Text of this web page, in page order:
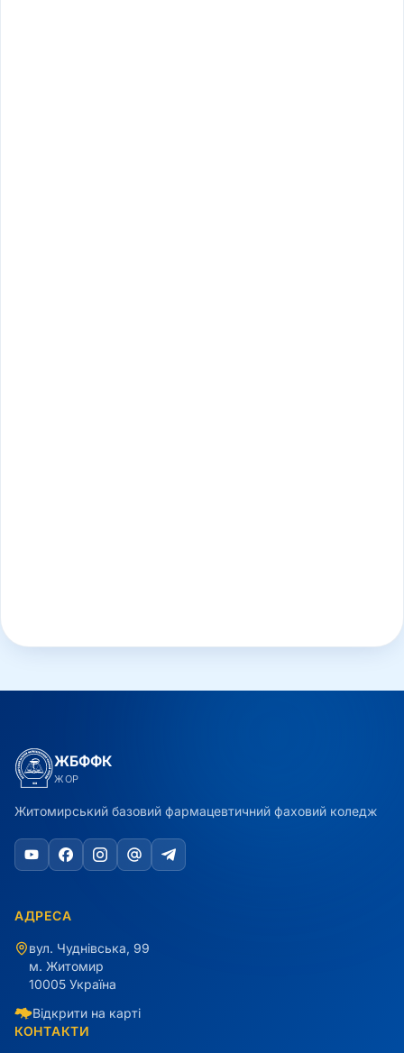
ЖБФФК
ЖОР
Житомирський базовий фармацевтичний фаховий коледж
АДРЕСА
вул. Чуднівська, 99
м. Житомир
10005 Україна
Відкрити на карті
КОНТАКТИ